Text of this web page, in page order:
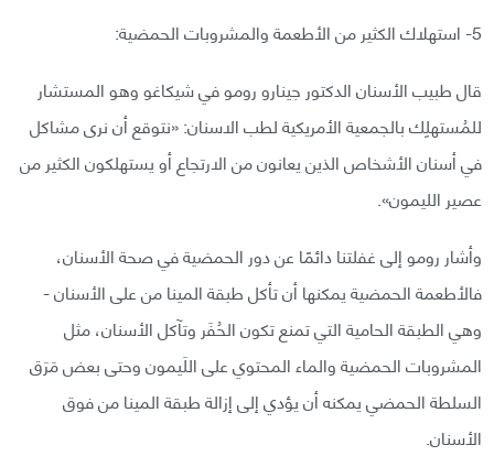
5- استهلاك الكثير من الأطعمة والمشروبات الحمضية:
قال طبيب الأسنان الدكتور جينارو رومو في شيكاغو وهو المستشار
للمُستهلِك بالجمعية الأمريكية لطب الاسنان: «نتوقع أن نرى مشاكل
في أسنان الأشخاص الذين يعانون من الارتجاع أو يستهلكون الكثير من
عصير الليمون».
وأشار رومو إلى غفلتنا دائمًا عن دور الحمضية في صحة الأسنان،
فالأطعمة الحمضية يمكنها أن تأكل طبقة المينا من على الأسنان -
وهي الطبقة الحامية التي تمنع تكون الحُفَر وتآكل الأسنان، مثل
المشروبات الحمضية والماء المحتوي على اللَيمون وحتى بعض مَرَق
السلطة الحمضي يمكنه أن يؤدي إلى إزالة طبقة المينا من فوق
الأسنان.